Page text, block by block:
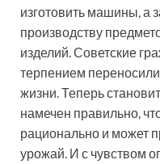
изготовить машины, а
производству
изделий. Советские
терпением
жизни. Теперь
намечен правильно,
рационально и может
урожай. И с чувством